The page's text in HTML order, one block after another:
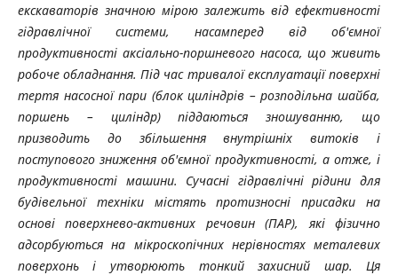
екскаваторів значною мірою залежить від ефективності
гідравлічної системи, насамперед від об'ємної
продуктивності аксіально-поршневого насоса, що живить
робоче обладнання. Під час тривалої експлуатації поверхні
тертя насосної пари (блок циліндрів – розподільна шайба,
поршень – циліндр) піддаються зношуванню, що
призводить до збільшення внутрішніх витоків і
поступового зниження об'ємної продуктивності, а отже, і
продуктивності машини. Сучасні гідравлічні рідини для
будівельної техніки містять протизносні присадки на
основі поверхнево-активних речовин (ПAР), які фізично
адсорбуються на мікроскопічних нерівностях металевих
поверхонь і утворюють тонкий захисний шар. Ця